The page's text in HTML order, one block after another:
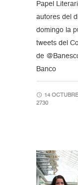
Papel
autores del
domingo la
tweets del
de
Banco
14
2730